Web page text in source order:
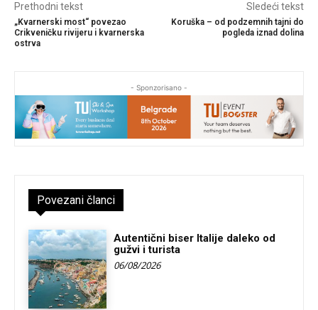
Prethodni tekst
„Kvarnerski most“ povezao
Crikveničku rivijeru i kvarnerska
ostrva
Sledeći tekst
Koruška – od podzemnih tajni do
pogleda iznad dolina
- Sponzorisano -
Povezani članci
Autentični biser Italije daleko od
gužvi i turista
06/08/2026